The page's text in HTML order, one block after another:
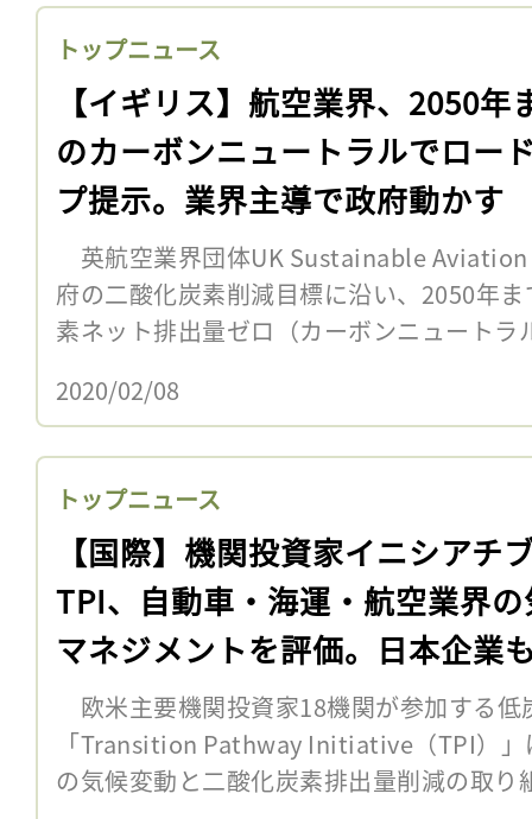
トップニュース
【イギリス】航空業界、2050年
のカーボンニュートラルでロー
プ提示。業界主導で政府動かす
英航空業界団体UK Sustainable
府の二酸化炭素削減目標に沿い、2050年
素ネット排出量ゼロ（カーボンニュート
2020/02/08
トップニュース
【国際】機関投資家イニシアチ
TPI、自動車・海運・航空業界
マネジメントを評価。日本企業
欧米主要機関投資家18機関が参加する低
「Transition Pathway Initiative（TPI）
の気候変動と二酸化炭素排出量削減の取